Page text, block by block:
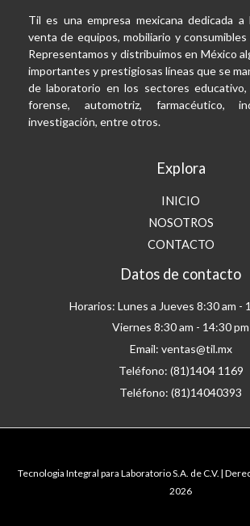
Til es una empresa mexicana dedicada
venta de equipos, mobiliario y
Representamos y distribuimos en México
importantes y prestigiosas líneas que se
de laboratorio en los sectores educativo,
forense, automotriz, farmacéutico,
investigación, entre otros.
Explora
INICIO
NOSOTROS
CONTACTO
Datos de contacto
Horarios: Lunes a Jueves 8:30 am -
Viernes 8:30 am - 14:30 pm
Email: ventas@til.mx
Teléfono: (81)1404 1169
Teléfono: (81)14040393
Tecnologia Integral para Laboratorio S.A. de C.V. |
2026